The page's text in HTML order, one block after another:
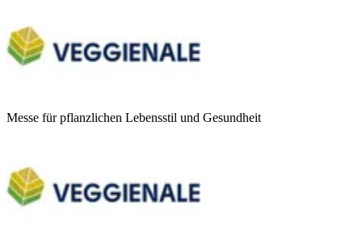
Messe für pflanzlichen Lebensstil und Gesundheit